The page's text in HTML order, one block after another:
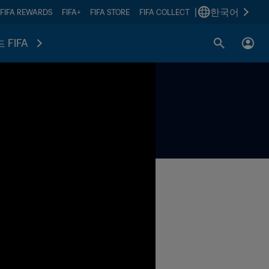
FIFA REWARDS FIFA+ FIFA STORE FIFA COLLECT 한국어
FIFA